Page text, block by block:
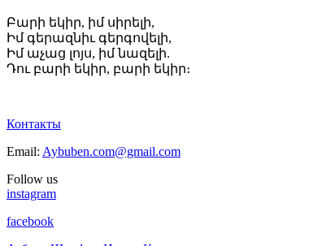
Բարի եկիր, իմ սիրելի,
Իմ գերազնիւ գերգովելի,
Իմ աչաց լոյս, իմ նազելի.
Դու բարի եկիր, բարի եկիր։
Контакты
Email: Aybuben.com@gmail.com
Follow us
instagram
facebook